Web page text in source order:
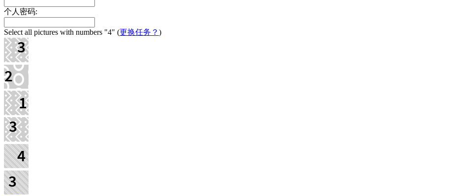
个人密码:
Select all pictures with numbers "4" (更换任务？ )